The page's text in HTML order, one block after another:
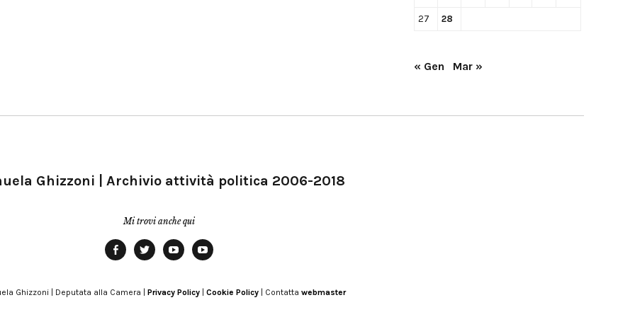
27 28
« Gen Mar »
Ghizzoni | Archivio attività politica 2006-2018
Mi trovi anche qui
Modena
Ghizzoni | Deputata alla Camera | Privacy Policy Cookie Policy | Contatta webmaster